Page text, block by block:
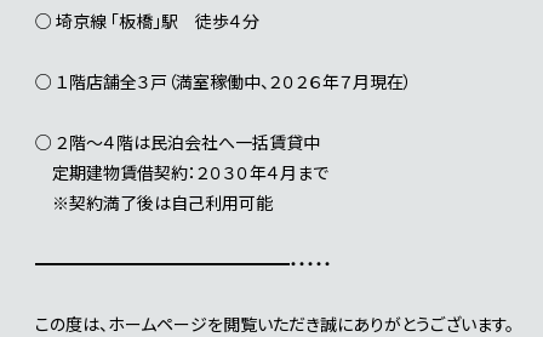
○ 埼京線 「板橋」駅 徒歩４分
○ １階店舗全３戸（満室稼働中、２０２６年７月現在）
○ ２階～４階は民泊会社へ一括賃貸中
定期建物賃借契約：２０３０年４月まで
※契約満了後は自己利用可能
━━━━━━━━━━━━━━━・・・・・
この度は、ホームページを閲覧いただき誠にありがとうございます。